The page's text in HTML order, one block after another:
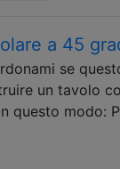
a 45
se
un tavolo
questo modo: